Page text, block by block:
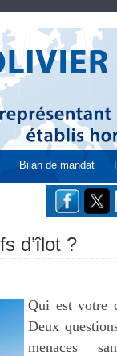
Bilan de mandat
d’îlot ?
Qui est votre
Deux
menaces